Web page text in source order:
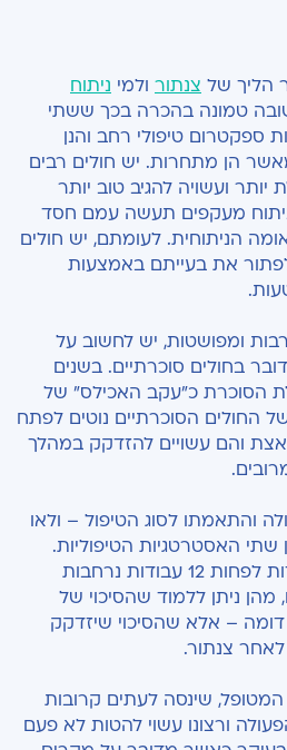
הליך של צנתור ולמי ניתוח
טמונה בהכרה בכך ששתי
ספקטרום טיפולי רחב והנן
הן מתחרות. יש חולים רבים
ועשויה להגיב טוב יותר
מעקפים תעשה עמם חסד
הניתוחית. לעומתם, יש חולים
לפתור את בעייתם באמצעות
ומפושטות, יש לחשוב על
בחולים סוכרתיים. בשנים
הסוכרת כ"עקב האכילס" של
החולים הסוכרתיים נוטים לפתח
והם עשויים להזדקק במהלך
והתאמתו לסוג הטיפול – ולאו
שתי האסטרטגיות הטיפוליות.
בספרות הרפואית מתועדות לפחות 12 עבודות נרחבות
מהן ניתן ללמוד שהסיכוי של
– אלא שהסיכוי שיזדקק
לאחר צנתור.
שינסה לעתים קרובות
ורצונו עשוי להטות לא פעם